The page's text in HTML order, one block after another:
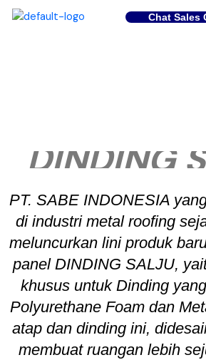
Chat Sales
DINDING
PT. SABE INDONESIA
di industri metal roofing
meluncurkan lini produk
panel DINDING SALJU,
khusus untuk Dinding
Polyurethane Foam dan
atap dan dinding ini,
membuat ruangan lebih